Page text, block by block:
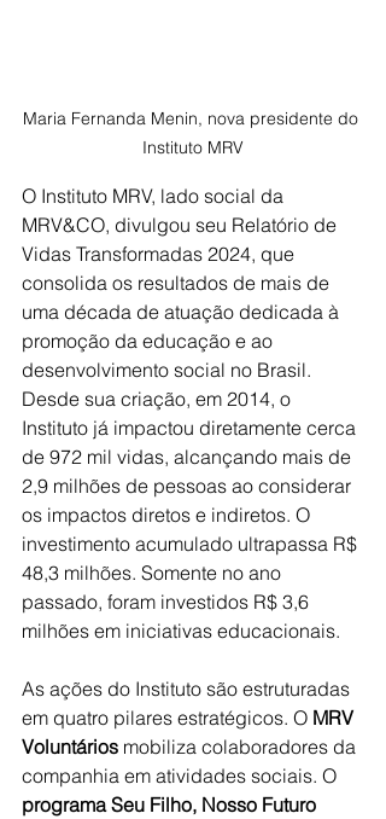
Maria Fernanda Menin, nova presidente do
Instituto MRV
O Instituto MRV, lado social da
MRV&CO, divulgou seu Relatório de
Vidas Transformadas 2024, que
consolida os resultados de mais de
uma década de atuação dedicada à
promoção da educação e ao
desenvolvimento social no Brasil.
Desde sua criação, em 2014, o
Instituto já impactou diretamente cerca
de 972 mil vidas, alcançando mais de
2,9 milhões de pessoas ao considerar
os impactos diretos e indiretos. O
investimento acumulado ultrapassa R$
48,3 milhões. Somente no ano
passado, foram investidos R$ 3,6
milhões em iniciativas educacionais.
As ações do Instituto são estruturadas
em quatro pilares estratégicos. O MRV
Voluntários mobiliza colaboradores da
companhia em atividades sociais. O
programa Seu Filho, Nosso Futuro